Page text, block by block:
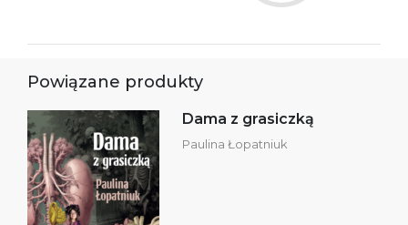
Powiązane produkty
Dama z grasiczką
Paulina Łopatniuk